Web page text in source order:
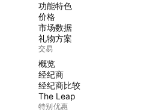
功能特色
价格
市场数据
礼物方案
交易
概览
经纪商
经纪商比较
The Leap
特别优惠